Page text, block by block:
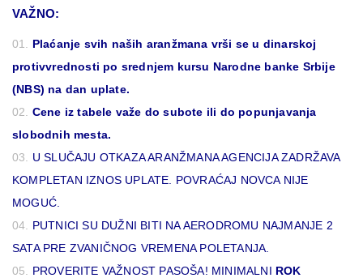
VAŽNO:
Plaćanje svih naših aranžmana vrši se u dinarskoj
protivvrednosti po srednjem kursu Narodne banke Srbije
(NBS) na dan uplate.
Cene iz tabele važe do subote ili do popunjavanja
slobodnih mesta.
U SLUČAJU OTKAZA ARANŽMANA AGENCIJA ZADRŽAVA
KOMPLETAN IZNOS UPLATE. POVRAĆAJ NOVCA NIJE
MOGUĆ.
PUTNICI SU DUŽNI BITI NA AERODROMU NAJMANJE 2
SATA PRE ZVANIČNOG VREMENA POLETANJA.
PROVERITE VAŽNOST PASOŠA! MINIMALNI ROK